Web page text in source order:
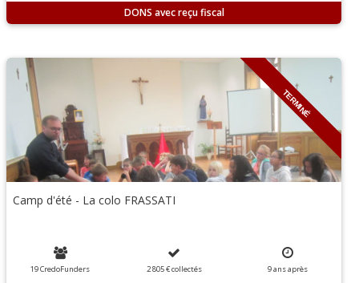
DONS
TERMINÉ
Camp d'été - La colo FRASSATI
19 CredoFunders 2 805 €collectés 9ansaprès